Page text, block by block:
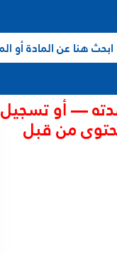
— أو تسجيل
من قبل